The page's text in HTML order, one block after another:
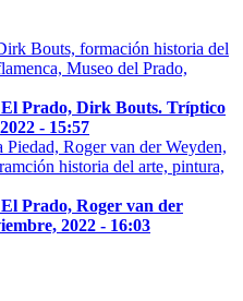
El Prado, Dirk Bouts. Tríptico
- 15:57
Prado, Roger van der
2022 - 16:03